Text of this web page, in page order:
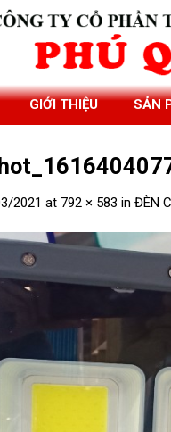
GIỚI THIỆU SẢN
2021 at 792 × 583 in ĐÈN